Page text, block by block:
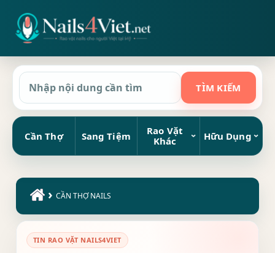
Cần Thợ Sang Tiệm
Rao Vặt
Khác
Hữu Dụng
› CẦN THỢ NAILS
TIN RAO VẶT NAILS4VIET